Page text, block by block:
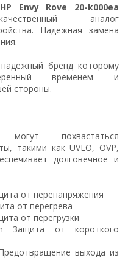
HP Envy Rove 20-k000ea
аналог
Надежная замена
надежный бренд которому
временем и
стороны.
могут похвастаться
такими как UVLO, OVP,
долговечное и
от перенапряжения
от перегрева
от перегрузки
Защита от короткого
выхода из